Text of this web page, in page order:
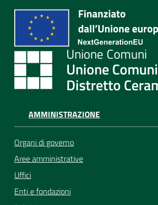
Unione Comuni
Distretto
AMMINISTRAZIONE
Organi di governo
Aree amministrative
Uffici
Enti e fondazioni